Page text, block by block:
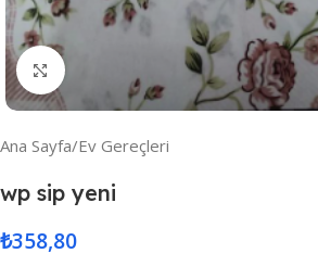
Resmi Büyüt
Ana Sayfa/Ev Gereçleri
wp sip yeni
₺358,80